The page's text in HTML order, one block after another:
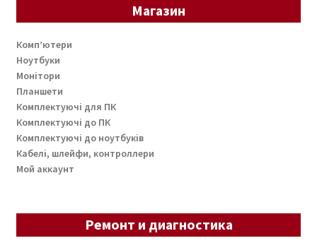
Магазин
Комп’ютери
Ноутбуки
Монітори
Планшети
Комплектуючі для ПК
Комплектуючі до ПК
Комплектуючі до ноутбуків
Кабелі, шлейфи, контроллери
Мой аккаунт
Ремонт и диагностика